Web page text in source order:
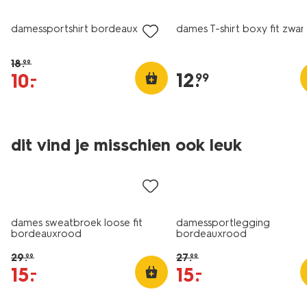
damessportshirt bordeauxrood
18.99
10.
–
dames T-shirt boxy fit
12.
99
dit vind je misschien ook leuk
korting
dames sweatbroek loose fit
bordeauxrood
29.99
15.
–
sale
damessportlegging
bordeauxrood
27.99
15.
–